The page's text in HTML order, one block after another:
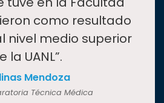
como resultado
nivel medio superior
la UANL”.
Mendoza
Técnica Médica